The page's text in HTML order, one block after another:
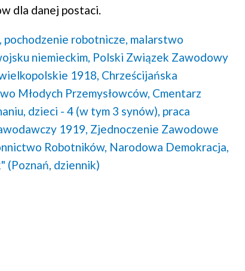
dla danej postaci.
pochodzenie robotnicze, malarstwo
niemieckim, Polski Związek Zawodowy
1918, Chrześcijańska
Młodych Przemysłowców, Cmentarz
dzieci - 4 (w tym 3 synów), praca
1919, Zjednoczenie Zawodowe
Robotników, Narodowa Demokracja,
(Poznań, dziennik)